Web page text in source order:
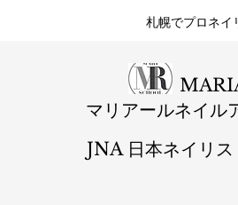
札幌​でプロネイ
マリアールネイル
JNA 日本ネイリ